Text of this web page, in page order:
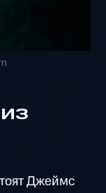
Джеймс